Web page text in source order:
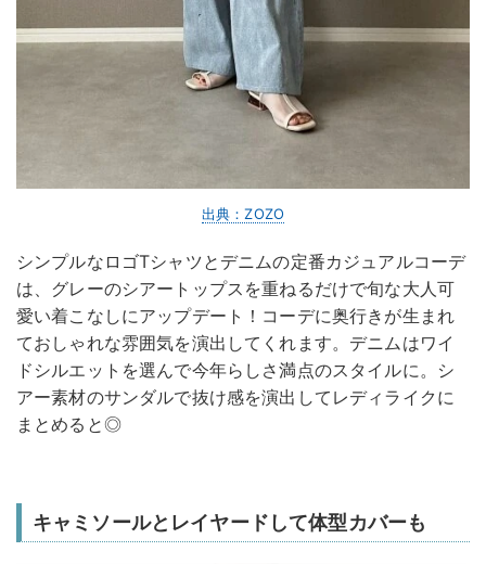
出典：ZOZO
シンプルなロゴTシャツとデニムの定番カジュアルコーデ
は、グレーのシアートップスを重ねるだけで旬な大人可
愛い着こなしにアップデート！コーデに奥行きが生まれ
ておしゃれな雰囲気を演出してくれます。デニムはワイ
ドシルエットを選んで今年らしさ満点のスタイルに。シ
アー素材のサンダルで抜け感を演出してレディライクに
まとめると◎
キャミソールとレイヤードして体型カバーも